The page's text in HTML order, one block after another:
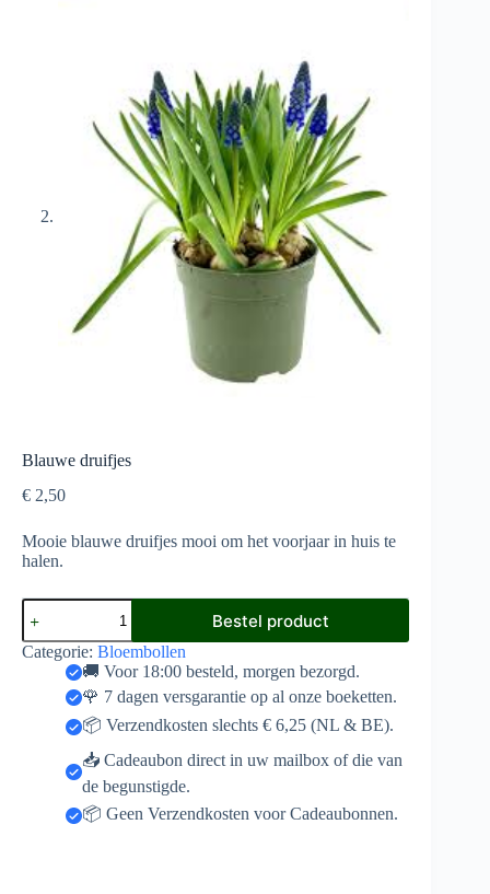
Blauwe druifjes
€ 2,50
Mooie blauwe druifjes mooi om het voorjaar in huis te
halen.
Blauwe
druifjes
aantal
Bestel product
Categorie: Bloembollen
🚚 Voor 18:00 besteld, morgen bezorgd.
🌹 7 dagen versgarantie op al onze boeketten.
📦 Verzendkosten slechts € 6,25 (NL & BE).
📥 Cadeaubon direct in uw mailbox of die van
de begunstigde.
📦 Geen Verzendkosten voor Cadeaubonnen.